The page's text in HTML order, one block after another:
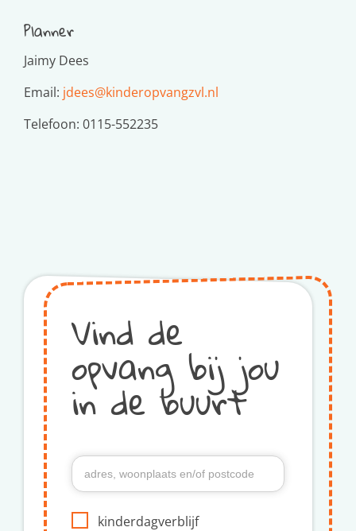
Planner
Jaimy Dees
Email: jdees@kinderopvangzvl.nl
Telefoon: 0115-552235
Vind de
opvang bij jou
in de buurt
kinderdagverblijf